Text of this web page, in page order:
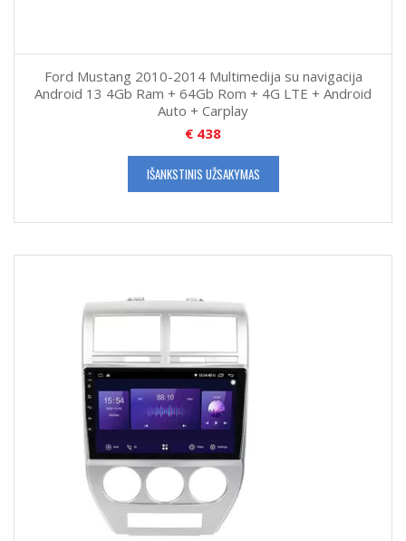
Ford Mustang 2010-2014 Multimedija su navigacija
Android 13 4Gb Ram + 64Gb Rom + 4G LTE + Android
Auto + Carplay
€ 438
IŠANKSTINIS UŽSAKYMAS